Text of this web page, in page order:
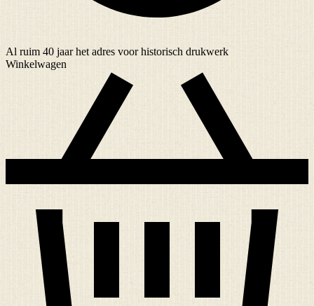
Al ruim 40 jaarhet adres voor historisch drukwerk
Winkelwagen